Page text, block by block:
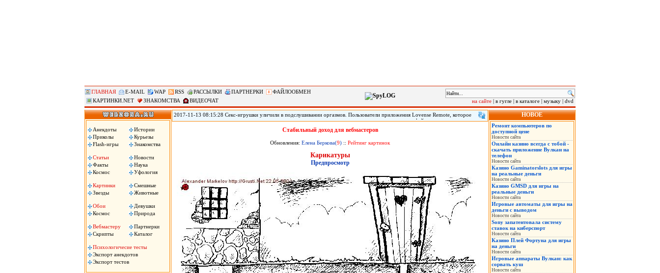
ГЛАВНАЯ E-MAIL WAP RSS РАССЫЛКИ ПАРТНЕРКИ
ФАЙЛООБМЕН
КАРТИНКИ.NET
ЗНАКОМСТВА ВИДЕОЧАТ на сайте | в гугле | в каталоге | музыку | dvd
Анекдоты
Истории
Приколы
Курьезы
Flash-игры
Знакомства
Статьи
Новости
Факты
Наука
Космос
Уфология
Картинки
Смешные
Звезды
Животные
Обои
Девушки
Космос
Природа
Вебмастеру
Партнерки
Скрипты
Каталог
Психологичесие тесты
Экспорт анекдотов
Экспорт тестов
2017-11-13 08:15:28 Секс-игрушки уличили в подслушивании оргазмов. Пользователи приложения Lovense Remote, которое
позволяет удаленно контролировать секс-игрушки, пожаловались на то, что сервис записывает аудио-файлы во время
использования устройств. По данным юзеров, приложение создавало аудиофайл продолжительностью около шести минут, а
Стабильный доход для вебмастеров
Обновления: Елена Беркова(9) :: Рейтинг картинок
Карикатуры
Предпросмотр
НОВОЕ
Ремонт компьютеров по
доступной цене
Новости сайта
Онлайн казино всегда с тобой -
скачать приложение Вулкан на
телефон
Новости сайта
Казино Gaminatorslots для игры
на реальные деньги
Новости сайта
Казино GMSD для игры на
реальные деньги
Новости сайта
Игровые автоматы для игры на
деньги с выводом
Новости сайта
Sony запатентовала систему
ставок на киберспорт
Новости сайта
Казино Плей Фортуна для игры
на деньги
Новости сайта
Игровые аппараты Вулкан: как
сорвать куш
Новости сайта